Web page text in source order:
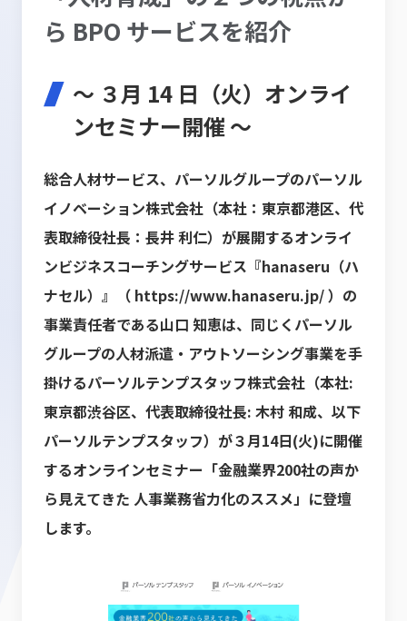
ら BPO サービスを紹介
～ ３月 14 日（火）オンライ
ンセミナー開催 ～
総合人材サービス、パーソルグループのパーソル
イノベーション株式会社（本社：東京都港区、代
表取締役社長：長井 利仁）が展開するオンライ
ンビジネスコーチングサービス『hanaseru（ハ
ナセル）』
（ https://www.hanaseru.jp/）の
事業責任者である山口 知恵は、同じくパーソル
グループの人材派遣・アウトソーシング事業を手
掛けるパーソルテンプスタッフ株式会社（本社:
東京都渋谷区、代表取締役社長: 木村 和成、以下
パーソルテンプスタッフ）が３月14日(火)に開催
するオンラインセミナー「金融業界200社の声か
ら見えてきた 人事業務省力化のススメ」に登壇
します。